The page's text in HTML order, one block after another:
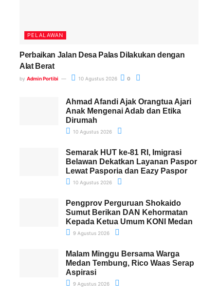
PELALAWAN
Perbaikan Jalan Desa Palas Dilakukan dengan
Alat Berat
by Admin Portibi 10 Agustus 2026 0
Ahmad Afandi Ajak Orangtua Ajari
Anak Mengenai Adab dan Etika
Dirumah
10 Agustus 2026
Semarak HUT ke-81 RI, Imigrasi
Belawan Dekatkan Layanan Paspor
Lewat Pasporia dan Eazy Paspor
10 Agustus 2026
Pengprov Perguruan Shokaido
Sumut Berikan DAN Kehormatan
Kepada Ketua Umum KONI Medan
9 Agustus 2026
Malam Minggu Bersama Warga
Medan Tembung, Rico Waas Serap
Aspirasi
9 Agustus 2026